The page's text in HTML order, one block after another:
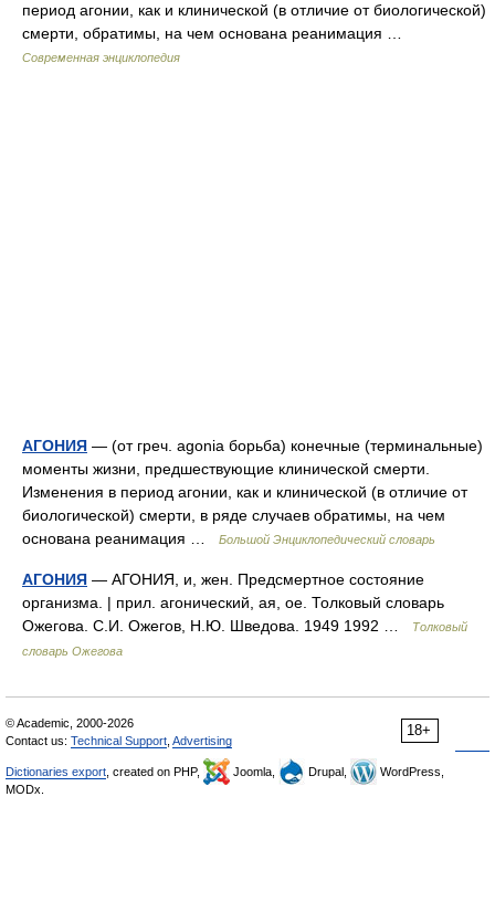
период агонии, как и клинической (в отличие от биологической)
смерти, обратимы, на чем основана реанимация …
Современная энциклопедия
АГОНИЯ — (от греч. agonia борьба) конечные (терминальные)
моменты жизни, предшествующие клинической смерти.
Изменения в период агонии, как и клинической (в отличие от
биологической) смерти, в ряде случаев обратимы, на чем
основана реанимация …
Большой Энциклопедический словарь
АГОНИЯ — АГОНИЯ, и, жен. Предсмертное состояние
организма. | прил. агонический, ая, ое. Толковый словарь
Ожегова. С.И. Ожегов, Н.Ю. Шведова. 1949 1992 …
Толковый
словарь Ожегова
18+
© Academic, 2000-2026
Contact us: Technical Support Advertising
Dictionaries export , created on PHP, Joomla, Drupal,
WordPress,
MODx.